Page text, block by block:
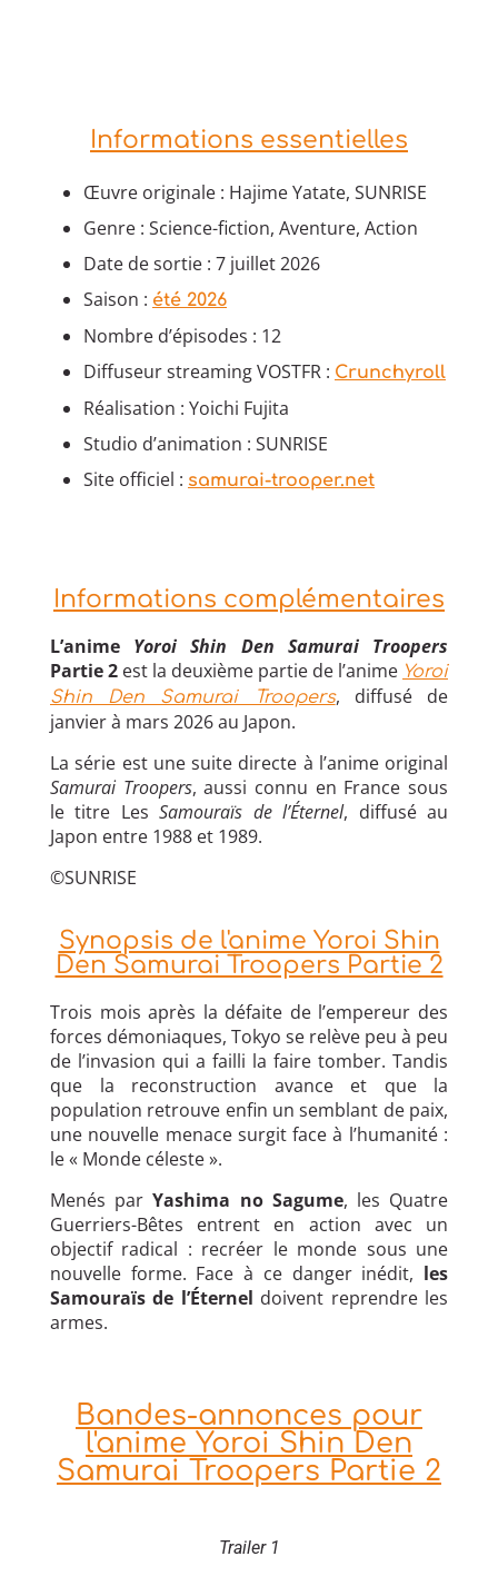
Informations essentielles
Œuvre originale : Hajime Yatate, SUNRISE
Genre : Science-fiction, Aventure, Action
Date de sortie : 7 juillet 2026
Saison : été 2026
Nombre d’épisodes : 12
Diffuseur streaming VOSTFR : Crunchyroll
Réalisation : Yoichi Fujita
Studio d’animation : SUNRISE
Site officiel : samurai-trooper.net
Informations complémentaires
L’anime Yoroi Shin Den Samurai Troopers
Partie 2 est la deuxième partie de l’anime Yoroi
Shin Den Samurai Troopers, diffusé de
janvier à mars 2026 au Japon.
La série est une suite directe à l’anime original
Samurai Troopers, aussi connu en France sous
le titre LesSamouraïs de l’Éternel, diffusé au
Japon entre 1988 et 1989.
©SUNRISE
Synopsis de l'anime Yoroi Shin
Den Samurai Troopers Partie 2
Trois mois après la défaite de l’empereur des
forces démoniaques, Tokyo se relève peu à peu
de l’invasion qui a failli la faire tomber. Tandis
que la reconstruction avance et que la
population retrouve enfin un semblant de paix,
une nouvelle menace surgit face à l’humanité :
le « Monde céleste ».
Menés parYashima no Sagume, les Quatre
Guerriers-Bêtes entrent en action avec un
objectif radical : recréer le monde sous une
nouvelle forme. Face à ce danger inédit, les
Samouraïs de l’Éternel doivent reprendre les
armes.
Bandes-annonces pour
l'anime Yoroi Shin Den
Samurai Troopers Partie 2
Trailer 1